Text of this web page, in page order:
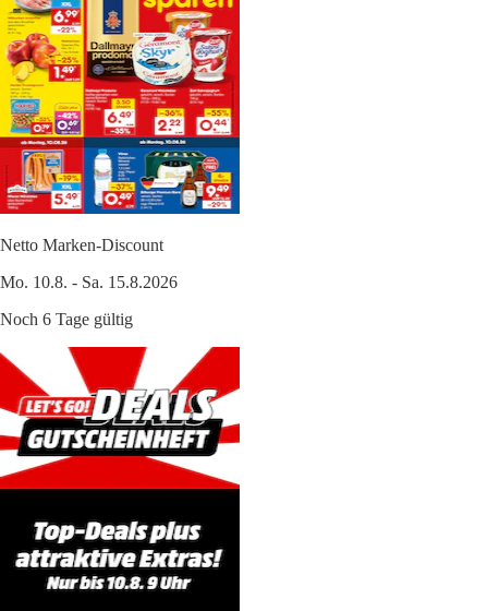
Netto Marken-Discount
Mo. 10.8. - Sa. 15.8.2026
Noch 6 Tage gültig